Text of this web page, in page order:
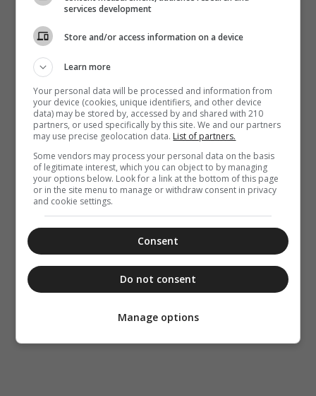
services development
Store and/or access information on a device
Learn more
Your personal data will be processed and information from
your device (cookies, unique identifiers, and other device
data) may be stored by, accessed by and shared with 210
partners, or used specifically by this site. We and our partners
may use precise geolocation data. List of partners.
Some vendors may process your personal data on the basis
of legitimate interest, which you can object to by managing
your options below. Look for a link at the bottom of this page
or in the site menu to manage or withdraw consent in privacy
and cookie settings.
Consent
Do not consent
Manage options